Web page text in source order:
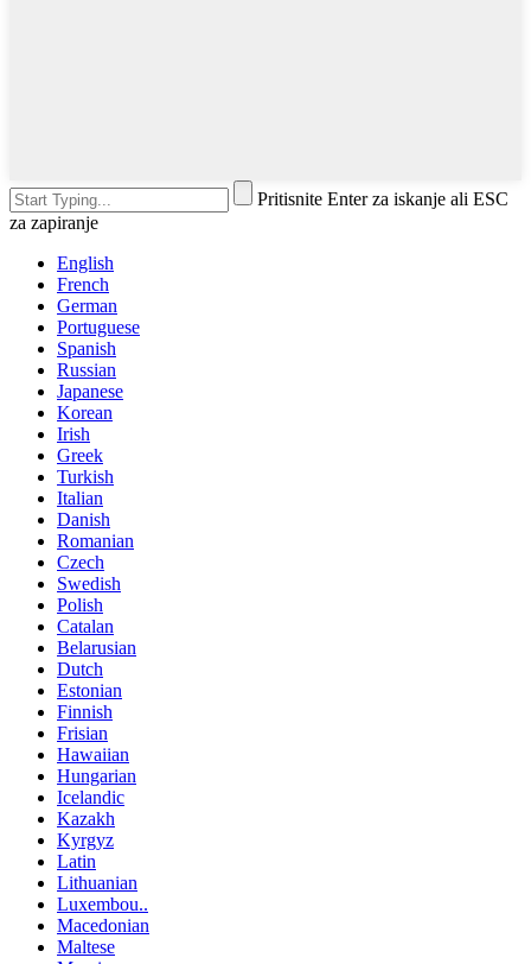
Pritisnite Enter za iskanje ali ESC
za zapiranje
English
French
German
Portuguese
Spanish
Russian
Japanese
Korean
Irish
Greek
Turkish
Italian
Danish
Romanian
Czech
Swedish
Polish
Catalan
Belarusian
Dutch
Estonian
Finnish
Frisian
Hawaiian
Hungarian
Icelandic
Kazakh
Kyrgyz
Latin
Lithuanian
Luxembou..
Macedonian
Maltese